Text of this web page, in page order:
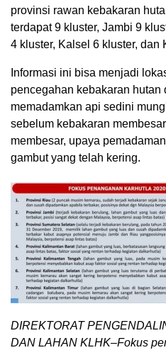
provinsi rawan kebakaran
terdapat 9 kluster, Jambi 9
4 kluster, Kalsel 6 kluster, dan
Informasi ini bisa menjadi
pencegahan kebakaran hutan
memadamkan api sedini
sebelum kebakaran
membesar, upaya
gambut yang telah kering.
DIREKTORAT
DAN LAHAN KLHK–Fokus